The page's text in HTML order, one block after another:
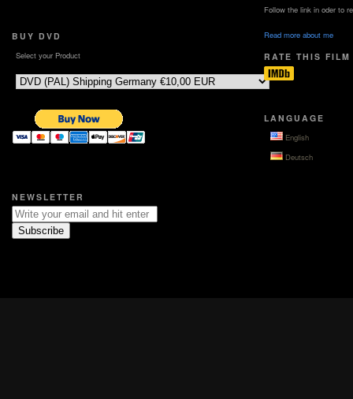
BUY DVD
Select your Product
NEWSLETTER
Follow the link in oder to
Read more about me
RATE THIS FILM
LANGUAGE
English
Deutsch